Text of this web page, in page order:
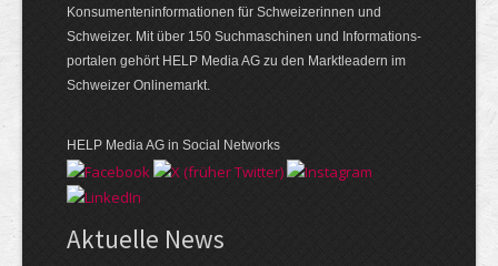
Konsumenten­informationen für Schweizerinnen und
Schweizer. Mit über 150 Suchmaschinen und Informations­
portalen gehört HELP Media AG zu den Marktleadern im
Schweizer Onlinemarkt.
HELP Media AG in Social Networks
Aktuelle News